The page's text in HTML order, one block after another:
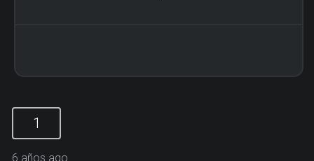
1
6 años ago